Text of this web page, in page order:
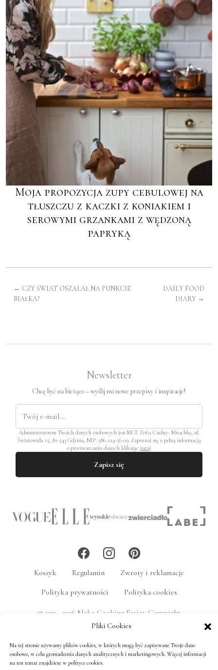
Pliki Cookies
Na tej stronie używamy plików cookies, w których mogą być zapisywane Twoje dane
osobowe, w celu gromadzenia danych analitycznych i marketingowych. Więcej informacji
na ten temat znajdziesz w polityce cookies.
Moja propozycja zupy cebulowej na
tłuszczu z kaczki z koniakiem i
serowymi grzankami z wędzoną
papryką
← CZY ŚWIAT OSZALAŁ NA PUNKCIE
BIAŁKA?
DAILY FOOD
DIARY →
Newsletter
Chcę być na bieżąco – wyślij mi nowe przepisy i inspiracje!
Administratorem Twoich danych osobowych jest MCE Zofia Cudny- Mitschke, ul.
Światowida 15, 81-543 Gdynia, NIP: 586-214-56-09. Zapoznaj się z pełną informacją
o przetwarzaniu danych klikając tutaj.
Zapisz się
Koszyk Regulamin
Zwroty i reklamacje
Polityka prywatności
Polityka cookies
© 2011 - 2026 Make Cooking Easier. Copyright
MakeCookingEasier.pl. Wszelkie prawa zastrzeżone.